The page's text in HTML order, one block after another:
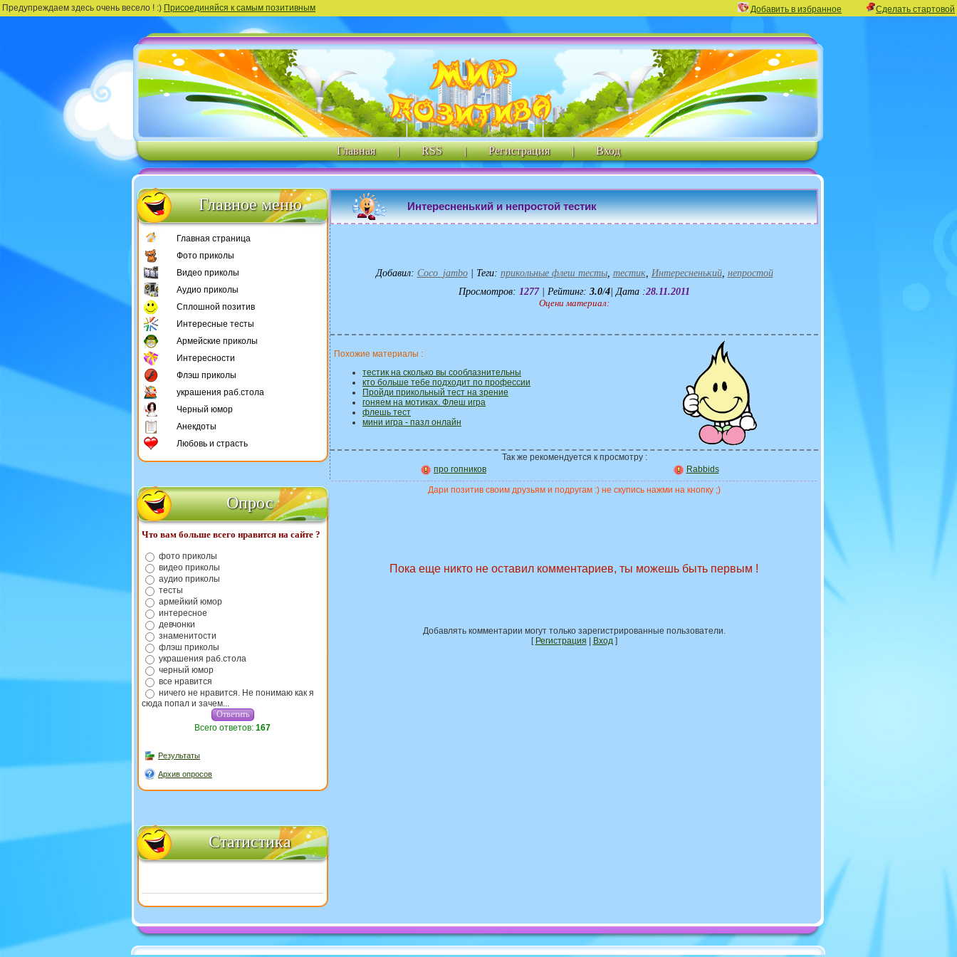
Предупреждаем здесь очень весело ! :) Присоединяйся к самым позитивным Добавить в избранное Сделать стартовой
Главная | RSS | Регистрация | Вход
Главное меню
Главная страница
Фото приколы
Видео приколы
Аудио приколы
Сплошной позитив
Интересные тесты
Армейские приколы
Интересности
Флэш приколы
украшения раб.стола
Черный юмор
Анекдоты
Любовь и страсть
Опрос
Что вам больше всего нравится на сайте ?
фото приколы
видео приколы
аудио приколы
тесты
армейкий юмор
интересное
девчонки
знаменитости
флэш приколы
украшения раб.стола
черный юмор
все нравится
ничего не нравится. Не понимаю как я
сюда попал и зачем...
Всего ответов: 167
Результаты
Архив опросов
Статистика
Интересненький и непростой тестик
Добавил: Coco_jambo| Теги: прикольные флеш тесты, тестик, Интересненький, непростой
Просмотров: 1277| Рейтинг: 3.0/4 | Дата :28.11.2011
Оцени материал:
Похожие материалы :
тестик на сколько вы сооблазнительны
кто больше тебе подходит по профессии
Пройди прикольный тест на зрение
гоняем на мотиках. Флеш игра
флешь тест
мини игра - пазл онлайн
Так же рекомендуется к просмотру :
про гопников
Rabbids
Дари позитив своим друзьям и подругам :) не скупись нажми на кнопку ;)
Пока еще никто не оставил комментариев, ты можешь быть первым !
Добавлять комментарии могут только зарегистрированные пользователи.
[ Регистрация Вход]